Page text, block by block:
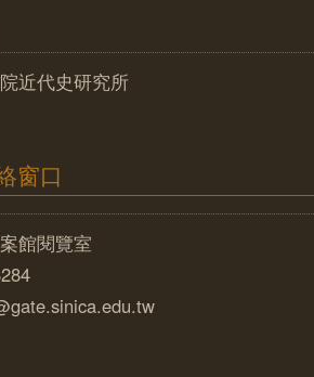
近代史研究所
窗口
館閱覽室